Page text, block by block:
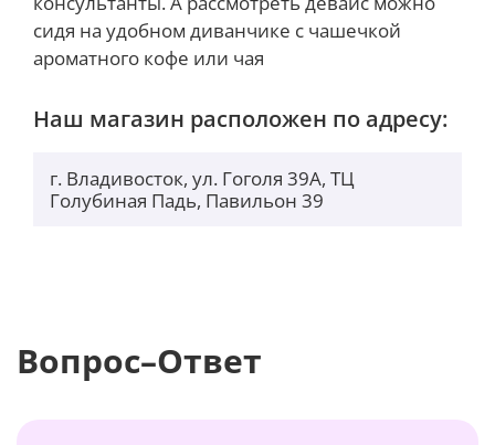
сидя на удобном диванчике с чашечкой
ароматного кофе или чая
Наш магазин расположен по адресу:
г. Владивосток, ул. Гоголя 39А, ТЦ
Голубиная Падь, Павильон 39
Вопрос–Ответ